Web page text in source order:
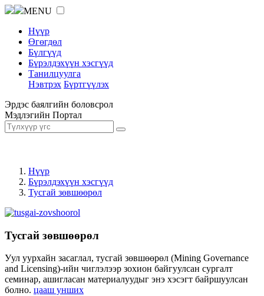
MENU
Нүүр
Өгөгдөл
Бүлгүүд
Бүрэлдэхүүн хэсгүүд
Танилцуулга
Нэвтрэх Бүртгүүлэх
Эрдэс баялгийн боловсрол
Мэдлэгийн Портал
Нүүр
Бүрэлдэхүүн хэсгүүд
Тусгай зөвшөөрөл
Тусгай зөвшөөрөл
Уул уурхайн засаглал, тусгай зөвшөөрөл (Mining Governance
and Licensing)-ийн чиглэлээр зохион байгуулсан сургалт
семинар, ашигласан материалуудыг энэ хэсэгт байршуулсан
болно. цааш унших